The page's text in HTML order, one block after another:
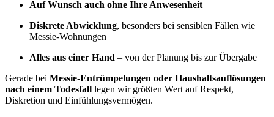
Auf Wunsch auch ohne Ihre Anwesenheit
Diskrete Abwicklung, besonders bei sensiblen Fällen wie
Messie-Wohnungen
Alles aus einer Hand – von der Planung bis zur Übergabe
Gerade bei Messie-Entrümpelungen oder Haushaltsauflösungen
nach einem Todesfall legen wir größten Wert auf Respekt,
Diskretion und Einfühlungsvermögen.